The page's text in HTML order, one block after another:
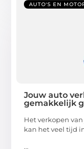
AUTO'S EN
Jouw auto
gemakkelijk
Het verkopen
kan het veel tijd
...